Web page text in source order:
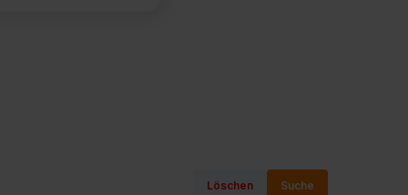
Löschen Suche